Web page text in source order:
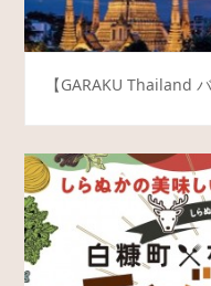
【GARAKU Thailand